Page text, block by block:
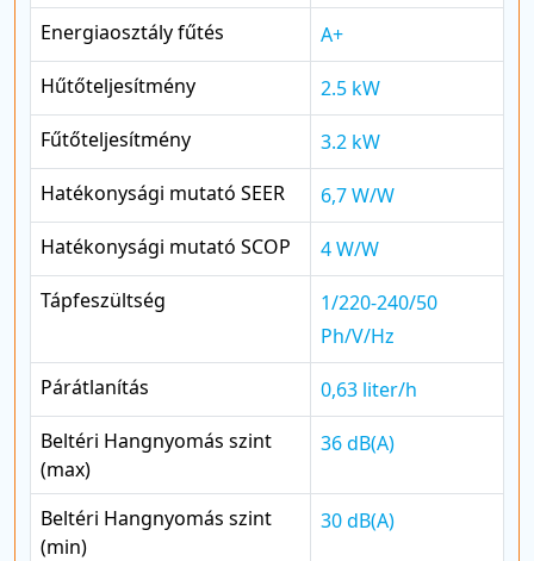
Energiaosztály fűtés
A+
Hűtőteljesítmény
2.5 kW
Fűtőteljesítmény
3.2 kW
Hatékonysági mutató SEER
6,7 W/W
Hatékonysági mutató SCOP
4 W/W
Tápfeszültség
1/220-240/50
Ph/V/Hz
Párátlanítás
0,63 liter/h
Beltéri Hangnyomás szint
(max)
36 dB(A)
Beltéri Hangnyomás szint
(min)
30 dB(A)